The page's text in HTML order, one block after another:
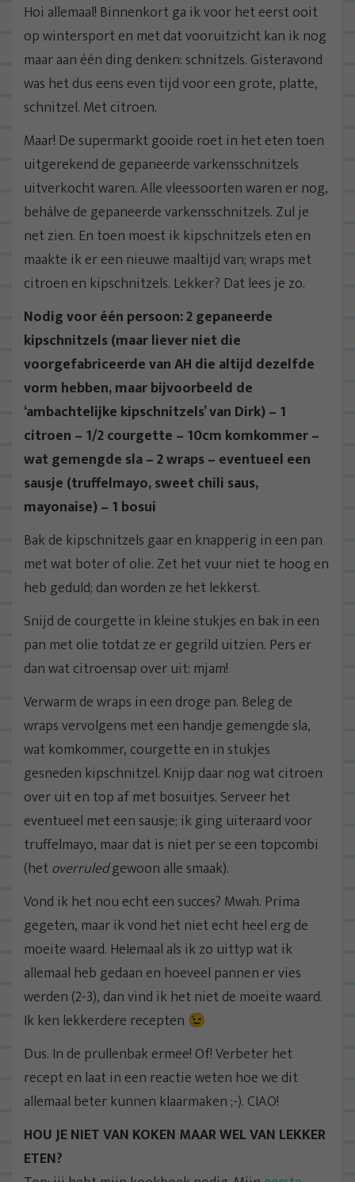
Hoi allemaal! Binnenkort ga ik voor het eerst ooit
op wintersport en met dat vooruitzicht kan ik nog
maar aan één ding denken: schnitzels. Gisteravond
was het dus eens even tijd voor een grote, platte,
schnitzel. Met citroen.
Maar! De supermarkt gooide roet in het eten toen
uitgerekend de gepaneerde varkensschnitzels
uitverkocht waren. Alle vleessoorten waren er nog,
behálve de gepaneerde varkensschnitzels. Zul je
net zien. En toen moest ik kipschnitzels eten en
maakte ik er een nieuwe maaltijd van; wraps met
citroen en kipschnitzels. Lekker? Dat lees je zo.
Nodig voor één persoon: 2 gepaneerde
kipschnitzels (maar liever niet die
voorgefabriceerde van AH die altijd dezelfde
vorm hebben, maar bijvoorbeeld de
‘ambachtelijke kipschnitzels’ van Dirk) – 1
citroen – 1/2 courgette – 10cm komkommer –
wat gemengde sla – 2 wraps – eventueel een
sausje (truffelmayo, sweet chili saus,
mayonaise) – 1 bosui
Bak de kipschnitzels gaar en knapperig in een pan
met wat boter of olie. Zet het vuur niet te hoog en
heb geduld; dan worden ze het lekkerst.
Snijd de courgette in kleine stukjes en bak in een
pan met olie totdat ze er gegrild uitzien. Pers er
dan wat citroensap over uit: mjam!
Verwarm de wraps in een droge pan. Beleg de
wraps vervolgens met een handje gemengde sla,
wat komkommer, courgette en in stukjes
gesneden kipschnitzel. Knijp daar nog wat citroen
over uit en top af met bosuitjes. Serveer het
eventueel met een sausje; ik ging uiteraard voor
truffelmayo, maar dat is niet per se een topcombi
(het overruledgewoon alle smaak).
Vond ik het nou echt een succes? Mwah. Prima
gegeten, maar ik vond het niet echt heel erg de
moeite waard. Helemaal als ik zo uittyp wat ik
allemaal heb gedaan en hoeveel pannen er vies
werden (2-3), dan vind ik het niet de moeite waard.
Ik ken lekkerdere recepten 😉
Dus. In de prullenbak ermee! Of! Verbeter het
recept en laat in een reactie weten hoe we dit
allemaal beter kunnen klaarmaken ;-). CIAO!
HOU JE NIET VAN KOKEN MAAR WEL VAN LEKKER
ETEN?